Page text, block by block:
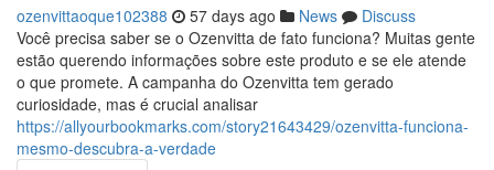
ozenvittaoque102388 57 days ago News
Discuss
Você precisa saber se o Ozenvitta de fato funciona? Muitas gente
estão querendo informações sobre este produto e se ele atende
o que promete. A campanha do Ozenvitta tem gerado
curiosidade, mas é crucial analisar
https://allyourbookmarks.com/story21643429/ozenvitta-funciona-
mesmo-descubra-a-verdade